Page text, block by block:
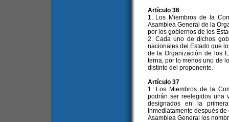
Artículo 36
1. Los Miembros de la
Asamblea General de la
por los gobiernos de los
2. Cada uno de dichos
nacionales del Estado que
de la Organización de los
terna, por lo menos uno de
distinto del proponente.
Artículo 37
1. Los Miembros de la
podrán ser reelegidos una
designados en la
Inmediatamente después
Asamblea General los